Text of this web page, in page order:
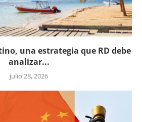
una estrategia que RD debe
analizar...
julio 28, 2026